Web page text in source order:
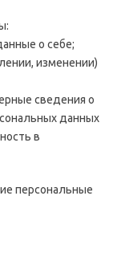
о себе;
изменении)
сведения о
данных
в
персональные